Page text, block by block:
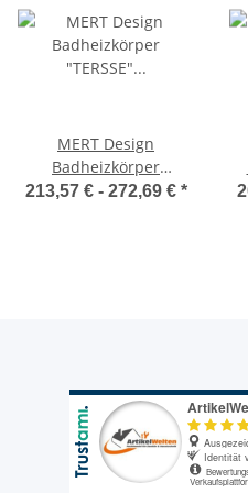
MERT Design
Badheizkörper
"TERSSE" weiß,
213,57 € - 272,69 € *